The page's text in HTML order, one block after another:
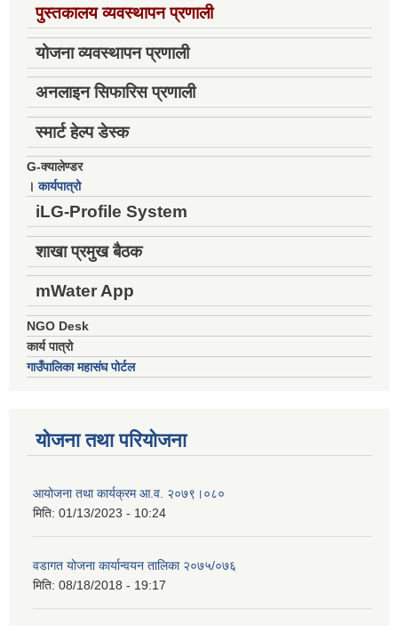
पुस्तकालय व्यवस्थापन प्रणाली
योजना व्यवस्थापन प्रणाली
अनलाइन सिफारिस प्रणाली
स्मार्ट हेल्प डेस्क
G-क्यालेण्डर
।कार्यपात्रो
iLG-Profile System
शाखा प्रमुख बैठक
mWater App
NGO Desk
कार्य पात्रो
गाउँपालिका महासंघ पोर्टल
योजना तथा परियोजना
आयोजना तथा कार्यक्रम आ.व. २०७९।०८०
मिति: 01/13/2023 - 10:24
वडागत योजना कार्यान्वयन तालिका २०७५/०७६
मिति: 08/18/2018 - 19:17